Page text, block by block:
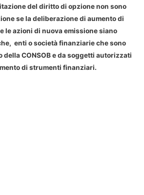
del diritto di opzionenon sono
se la deliberazione di aumento di
le azioni di nuova emissione siano
enti o società finanziarie che sono
CONSOB e da soggetti autorizzati
di strumenti finanziari.